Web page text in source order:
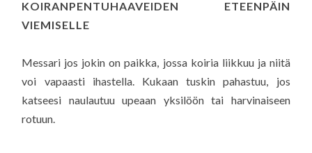
KOIRANPENTUHAAVEIDEN ETEENPÄIN
VIEMISELLE
Messari jos jokin on paikka, jossa koiria liikkuu ja niitä
voi vapaasti ihastella. Kukaan tuskin pahastuu, jos
katseesi naulautuu upeaan yksilöön tai harvinaiseen
rotuun.